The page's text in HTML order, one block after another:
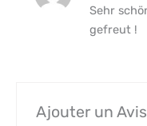
Sehr
gefreut !
Ajouter un Avis